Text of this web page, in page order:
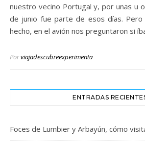
nuestro vecino Portugal y, por unas u
de junio fue parte de esos días. Pero
hecho, en el avión nos preguntaron si
Porviajadescubreexperimenta
ENTRADAS
Foces de Lumbier y Arbayún, cómo